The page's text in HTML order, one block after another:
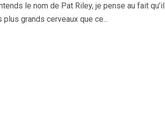
le nom de Pat Riley, je pense au fait qu’il
plus grands cerveaux que ce...